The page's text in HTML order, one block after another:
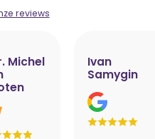
reviews
Michel
Ivan
Samygin